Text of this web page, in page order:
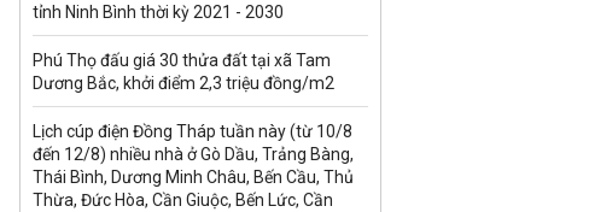
tỉnh Ninh Bình thời kỳ 2021 - 2030
Phú Thọ đấu giá 30 thửa đất tại xã Tam
Dương Bắc, khởi điểm 2,3 triệu đồng/m2
Lịch cúp điện Đồng Tháp tuần này (từ 10/8
đến 12/8) nhiều nhà ở Gò Dầu, Trảng Bàng,
Thái Bình, Dương Minh Châu, Bến Cầu, Thủ
Thừa, Đức Hòa, Cần Giuộc, Bến Lức, Cần